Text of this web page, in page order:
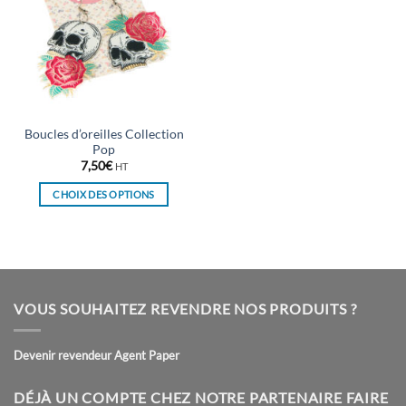
Boucles d’oreilles Collection
Pop
7,50€ HT
CHOIX DES OPTIONS
plusieurs
Les
peuvent
VOUS SOUHAITEZ REVENDRE NOS PRODUITS ?
Devenir revendeur Agent Paper
DÉJÀ UN COMPTE CHEZ NOTRE PARTENAIRE FAIRE